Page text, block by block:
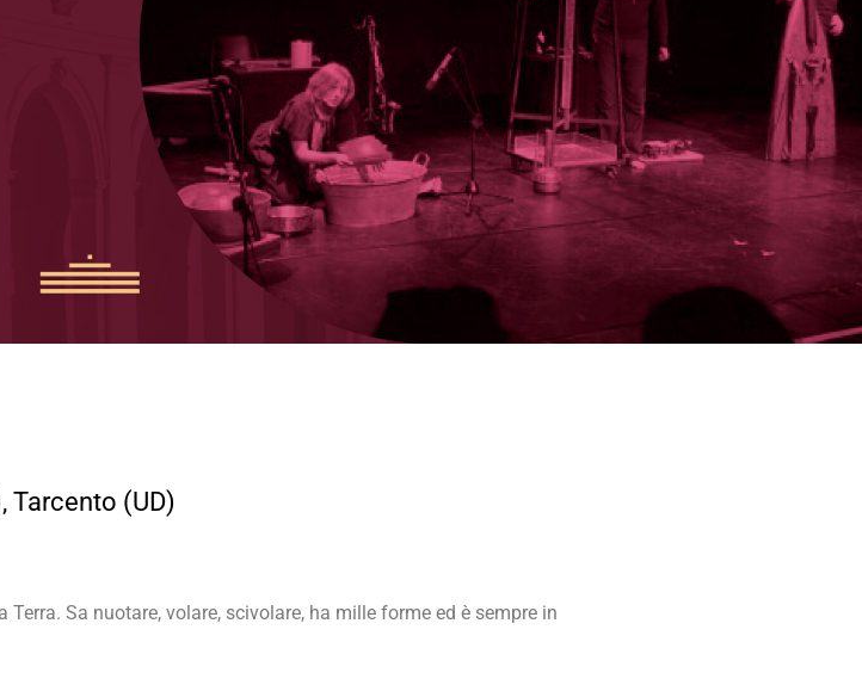
Tarcento (UD)
Sa nuotare, volare, scivolare, ha mille forme ed è sempre in